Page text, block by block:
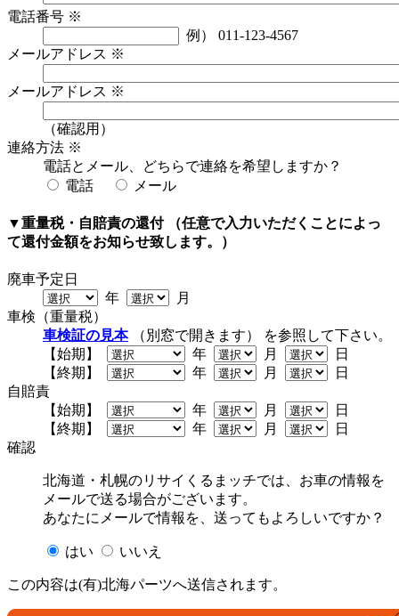
電話番号 ※
例） 011-123-4567
メールアドレス ※
メールアドレス ※
（確認用）
連絡方法 ※
電話とメール、どちらで連絡を希望しますか？
電話
メール
▼重量税・自賠責の還付（任意で入力いただくことによっ
て還付金額をお知らせ致します。）
廃車予定日
年
月
車検（重量税）
車検証の見本（別窓で開きます） を参照して下さい。
【始期】
年 月
日
【終期】
年 月
日
自賠責
【始期】
年 月
日
【終期】
年 月
日
確認
北海道・札幌のリサイくるまッチでは、お車の情報を
メールで送る場合がございます。
あなたにメールで情報を、送ってもよろしいですか？
はい いいえ
この内容は(有)北海パーツへ送信されます。